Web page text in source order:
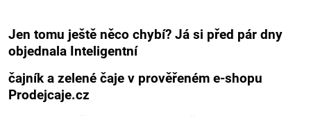
Jen tomu ještě něco chybí? Já si před pár dny
objednala Inteligentní
čajník a zelené čaje v prověřeném e-shopu
Prodejcaje.cz